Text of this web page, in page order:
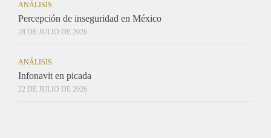
ANÁLISIS
Percepción de inseguridad en México
28 DE JULIO DE 2026
ANÁLISIS
Infonavit en picada
22 DE JULIO DE 2026